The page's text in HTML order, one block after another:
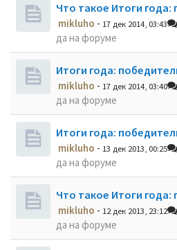
Что такое Итоги года:
mikluho - 17 дек 2014, 03:43
да на форуме
Итоги года:
mikluho - 17 дек 2014, 03:40
да на форуме
Итоги года:
mikluho - 13 дек 2013, 00:25
да на форуме
Что такое Итоги года:
mikluho - 12 дек 2013, 23:12
да на форуме